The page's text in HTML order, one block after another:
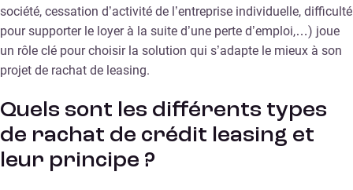
société, cessation d’activité de l’entreprise individuelle, difficulté
pour supporter le loyer à la suite d’une perte d’emploi,…) joue
un rôle clé pour choisir la solution qui s’adapte le mieux à son
projet de rachat de leasing.
Quels sont les différents types
de rachat de crédit leasing et
leur principe ?